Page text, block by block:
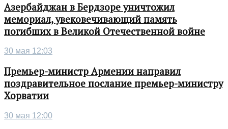
Азербайджан в Бердзоре уничтожил
мемориал, увековечивающий память
погибших в Великой Отечественной войне
30 мая 12:03
Премьер-министр Армении направил
поздравительное послание премьер-министру
Хорватии
30 мая 12:00